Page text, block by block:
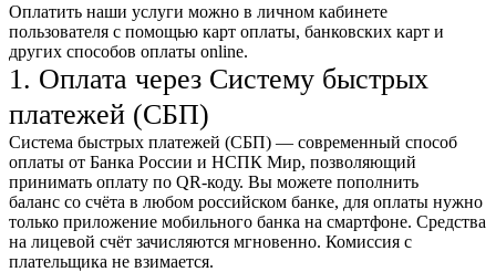
Оплатить наши услуги можно в личном кабинете
пользователя с помощью карт оплаты, банковских карт и
других способов оплаты online.
1. Оплата через Систему быстрых
платежей (СБП)
Система быстрых платежей (СБП) — современный способ
оплаты от Банка России и НСПК Мир, позволяющий
принимать оплату по QR-коду. Вы можете пополнить
баланс со счёта в любом российском банке, для оплаты нужно
только приложение мобильного банка на смартфоне. Средства
на лицевой счёт зачисляются мгновенно. Комиссия с
плательщика не взимается.